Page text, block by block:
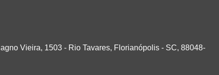
Vieira, 1503 - Rio Tavares, Florianópolis - SC, 88048-